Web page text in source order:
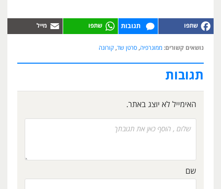
תגובות
נושאים קשורים: ממוגרפיה, סרטן שד, קורונה
תגובות
האימייל לא יוצג באתר.
שם